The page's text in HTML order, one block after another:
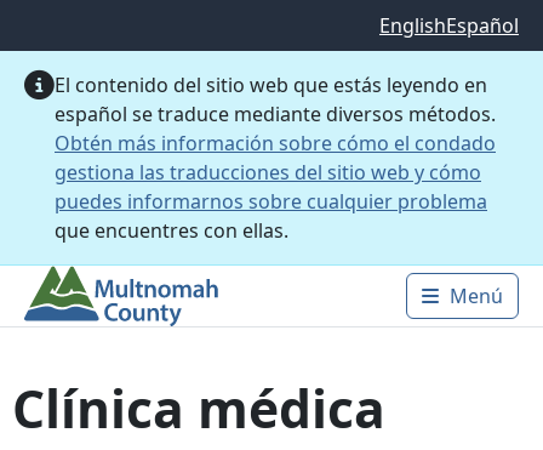
EnglishEspañol
El contenido del sitio web que estás leyendo en
español se traduce mediante diversos métodos.
Obtén más información sobre cómo el condado
gestiona las traducciones del sitio web y cómo
puedes informarnos sobre cualquier problema
que encuentres con ellas.
Main
Menú
Clínica médica